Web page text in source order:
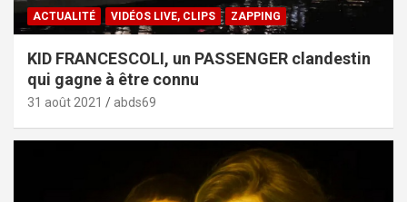
ACTUALITÉ VIDÉOS LIVE, CLIPS ZAPPING
KID FRANCESCOLI, un PASSENGER clandestin
qui gagne à être connu
31 août 2021 abds69